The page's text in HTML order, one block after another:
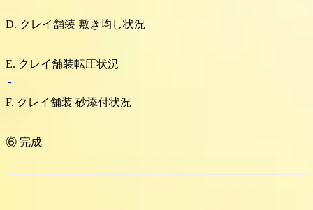
D. クレイ舗装 敷き均し状況
E. クレイ舗装転圧状況
F. クレイ舗装 砂添付状況
⑥ 完成